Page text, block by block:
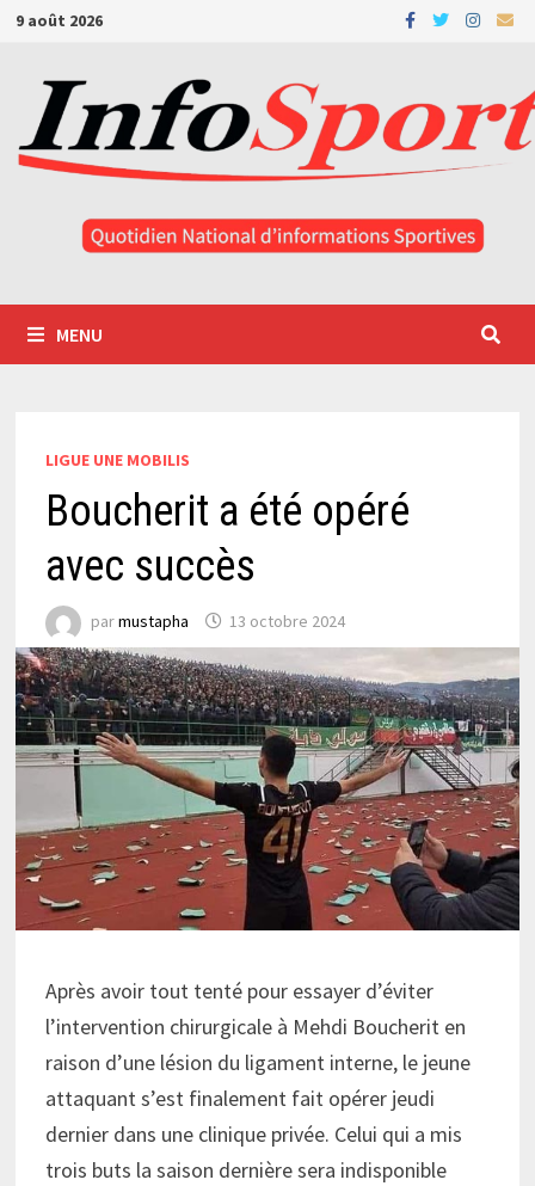
Passer
contenu
9 août 2026
MENU
LIGUE UNE MOBILIS
Boucherit a été opéré
avec succès
parmustapha 13 octobre 2024
Après avoir tout tenté pour essayer d’éviter
l’intervention chirurgicale à Mehdi Boucherit en
raison d’une lésion du ligament interne, le jeune
attaquant s’est finalement fait opérer jeudi
dernier dans une clinique privée. Celui qui a mis
trois buts la saison dernière sera indisponible